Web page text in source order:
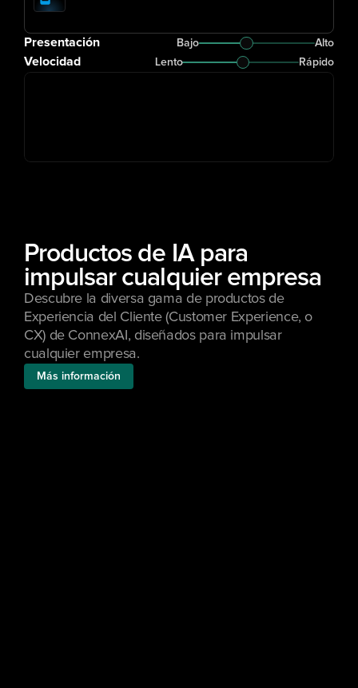
Presentación Bajo Alto
Velocidad Lento Rápido
Productos de IA para
impulsar cualquier empresa
Descubre la diversa gama de productos de
Experiencia del Cliente (Customer Experience, o
CX) de ConnexAI, diseñados para impulsar
cualquier empresa.
Más información